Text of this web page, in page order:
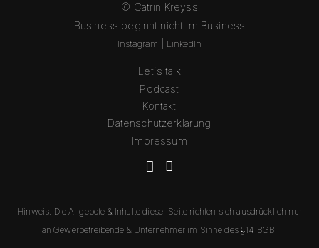
© Catrin Kreyss
Business beginnt nicht im Business
Instagram LinkedIn
Let`s talk
Podcast
Kontakt
Datenschutzerklärung
Impressum
Hinweis: Die Angebote & Inhalte dieser Seite richten sich ausdrücklich nur
an Gewerbetreibende & Unternehmer im Sinne des §14 BGB.